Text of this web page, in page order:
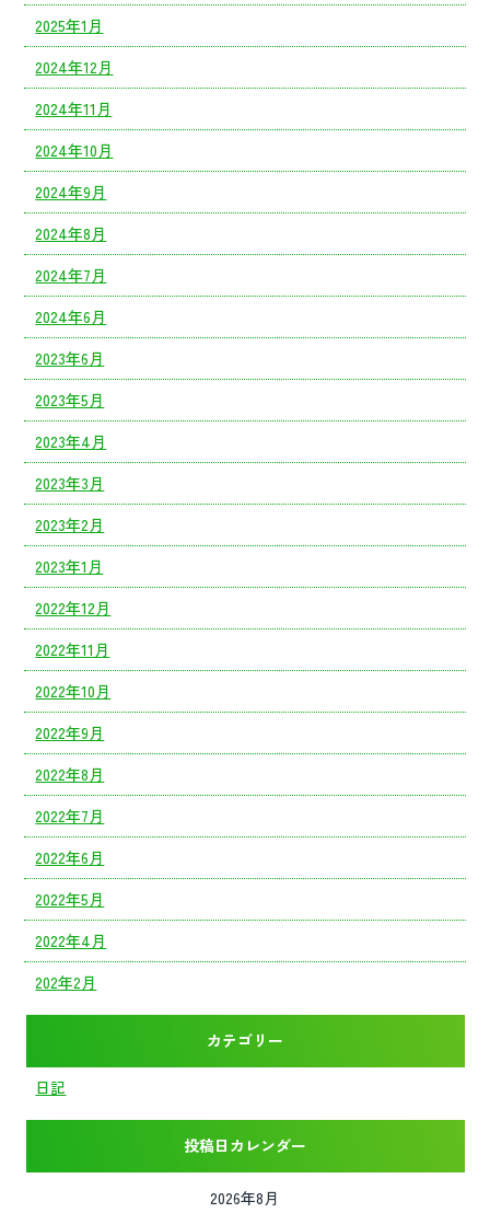
2025年1月
2024年12月
2024年11月
2024年10月
2024年9月
2024年8月
2024年7月
2024年6月
2023年6月
2023年5月
2023年4月
2023年3月
2023年2月
2023年1月
2022年12月
2022年11月
2022年10月
2022年9月
2022年8月
2022年7月
2022年6月
2022年5月
2022年4月
202年2月
カテゴリー
日記
投稿日カレンダー
2026年8月